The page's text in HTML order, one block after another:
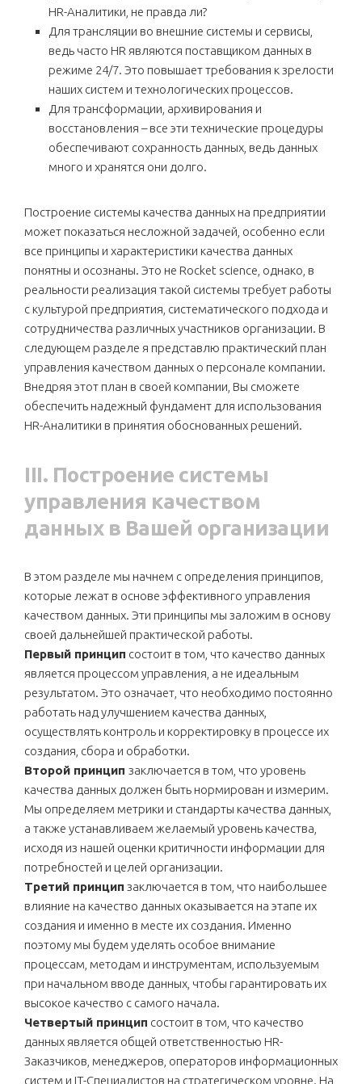
HR-Аналитики, не правда ли?
Для трансляции во внешние системы и сервисы,
ведь часто HR являются поставщиком данных в
режиме 24/7. Это повышает требования к зрелости
наших систем и технологических процессов.
Для трансформации, архивирования и
восстановления – все эти технические процедуры
обеспечивают сохранность данных, ведь данных
много и хранятся они долго.
Построение системы качества данных на предприятии
может показаться несложной задачей, особенно если
все принципы и характеристики качества данных
понятны и осознаны. Это не Rocket science, однако, в
реальности реализация такой системы требует работы
с культурой предприятия, систематического подхода и
сотрудничества различных участников организации. В
следующем разделе я представлю практический план
управления качеством данных о персонале компании.
Внедряя этот план в своей компании, Вы сможете
обеспечить надежный фундамент для использования
HR-Аналитики в принятия обоснованных решений.
III. Построение системы
управления качеством
данных в Вашей организации
В этом разделе мы начнем с определения принципов,
которые лежат в основе эффективного управления
качеством данных. Эти принципы мы заложим в основу
своей дальнейшей практической работы.
Первый принцип состоит в том, что качество данных
является процессом управления, а не идеальным
результатом. Это означает, что необходимо постоянно
работать над улучшением качества данных,
осуществлять контроль и корректировку в процессе их
создания, сбора и обработки.
Второй принцип заключается в том, что уровень
качества данных должен быть нормирован и измерим.
Мы определяем метрики и стандарты качества данных,
а также устанавливаем желаемый уровень качества,
исходя из нашей оценки критичности информации для
потребностей и целей организации.
Третий принцип заключается в том, что наибольшее
влияние на качество данных оказывается на этапе их
создания и именно в месте их создания. Именно
поэтому мы будем уделять особое внимание
процессам, методам и инструментам, используемым
при начальном вводе данных, чтобы гарантировать их
высокое качество с самого начала.
Четвертый принцип состоит в том, что качество
данных является общей ответственностью HR-
Заказчиков, менеджеров, операторов информационных
систем и IT-Специалистов на стратегическом уровне. На